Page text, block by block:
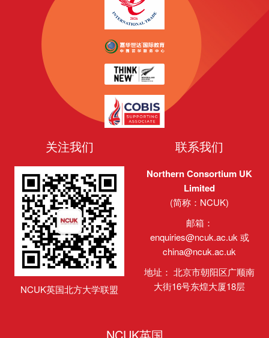
关注我们
NCUK英国北方大学联盟
联系我们
Northern Consortium UK
Limited
(简称：NCUK)
邮箱：
enquiries@ncuk.ac.uk 或
china@ncuk.ac.uk
地址： 北京市朝阳区广顺南
大街16号东煌大厦18层